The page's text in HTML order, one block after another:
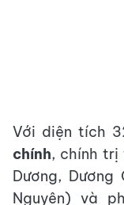
Với diện tích
chính, chính trị
Dương,
Nguyên) và